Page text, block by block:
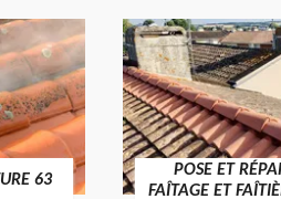
63
POSE ET
FAÎTAGE ET